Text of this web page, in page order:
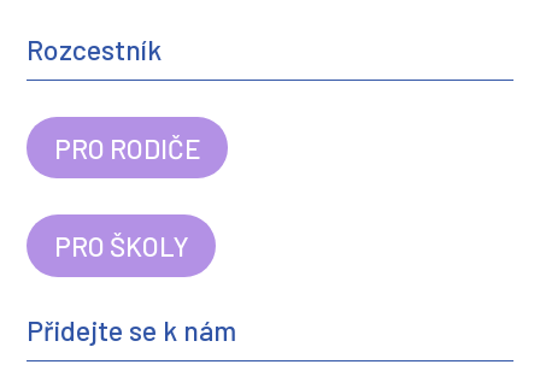
Rozcestník
PRO RODIČE
PRO ŠKOLY
Přidejte se k nám